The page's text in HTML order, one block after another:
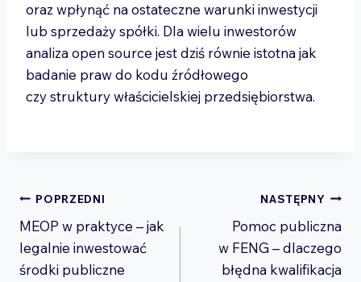
oraz wpłynąć na ostateczne warunki inwestycji
lub sprzedaży spółki. Dla wielu inwestorów
analiza open source jest dziś równie istotna jak
badanie praw do kodu źródłowego
czy struktury właścicielskiej przedsiębiorstwa.
Nawigacja
wpisu
POPRZEDNI
MEOP w praktyce – jak
legalnie inwestować
środki publiczne
NASTĘPNY
Pomoc publiczna
w FENG – dlaczego
błędna kwalifikacja